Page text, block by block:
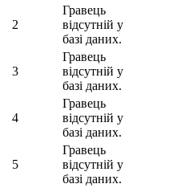
2
Гравець
відсутній у
базі даних.
3
Гравець
відсутній у
базі даних.
4
Гравець
відсутній у
базі даних.
5
Гравець
відсутній у
базі даних.